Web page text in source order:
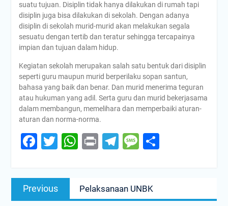
suatu tujuan. Disiplin tidak hanya dilakukan di rumah tapi
disiplin juga bisa dilakukan di sekolah. Dengan adanya
disiplin di sekolah murid-murid akan melakukan segala
sesuatu dengan tertib dan teratur sehingga tercapainya
impian dan tujuan dalam hidup.
Kegiatan sekolah merupakan salah satu bentuk dari disiplin
seperti guru maupun murid berperilaku sopan santun,
bahasa yang baik dan benar. Dan murid menerima teguran
atau hukuman yang adil. Serta guru dan murid bekerjasama
dalam membangun, memelihara dan memperbaiki aturan-
aturan dan norma-norma.
Facebook
Twitter
WhatsApp
PrintTelegram
Message
Share
Post
navigation
Previous
Previous
post:
Pelaksanaan UNBK